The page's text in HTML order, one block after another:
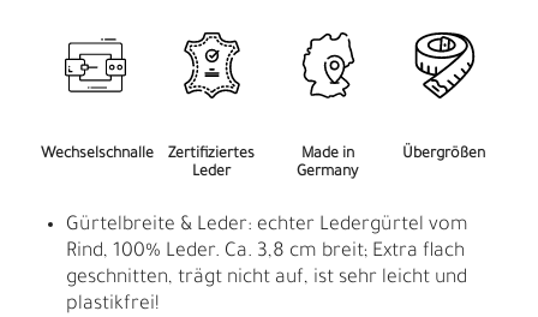
Wechselschnalle
Zertifiziertes
Leder
Made in
Germany
Übergrößen
Gürtelbreite & Leder: echter Ledergürtel vom
Rind, 100% Leder. Ca. 3,8 cm breit; Extra flach
geschnitten, trägt nicht auf, ist sehr leicht und
plastikfrei!